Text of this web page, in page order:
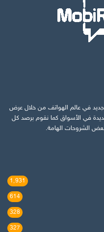
في عالم الهواتف من خلال عرض
في الأسواق كما نقوم برصد كل
الشروحات الهامة.
1٬931
614
328
327